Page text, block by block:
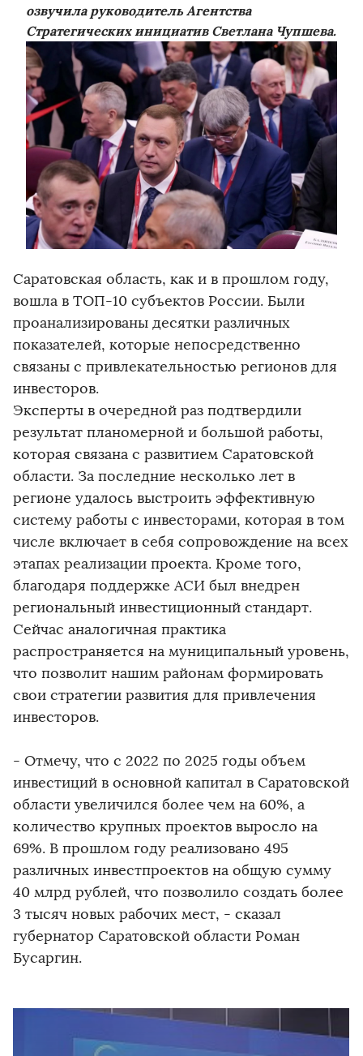
озвучила руководитель Агентства
Стратегических инициатив Светлана Чупшева.
Саратовская область, как и в прошлом году,
вошла в ТОП-10 субъектов России. Были
проанализированы десятки различных
показателей, которые непосредственно
связаны с привлекательностью регионов для
инвесторов.
Эксперты в очередной раз подтвердили
результат планомерной и большой работы,
которая связана с развитием Саратовской
области. За последние несколько лет в
регионе удалось выстроить эффективную
систему работы с инвесторами, которая в том
числе включает в себя сопровождение на всех
этапах реализации проекта. Кроме того,
благодаря поддержке АСИ был внедрен
региональный инвестиционный стандарт.
Сейчас аналогичная практика
распространяется на муниципальный уровень,
что позволит нашим районам формировать
свои стратегии развития для привлечения
инвесторов.
- Отмечу, что с 2022 по 2025 годы объем
инвестиций в основной капитал в Саратовской
области увеличился более чем на 60%, а
количество крупных проектов выросло на
69%. В прошлом году реализовано 495
различных инвестпроектов на общую сумму
40 млрд рублей, что позволило создать более
3 тысяч новых рабочих мест, - сказал
губернатор Саратовской области Роман
Бусаргин.